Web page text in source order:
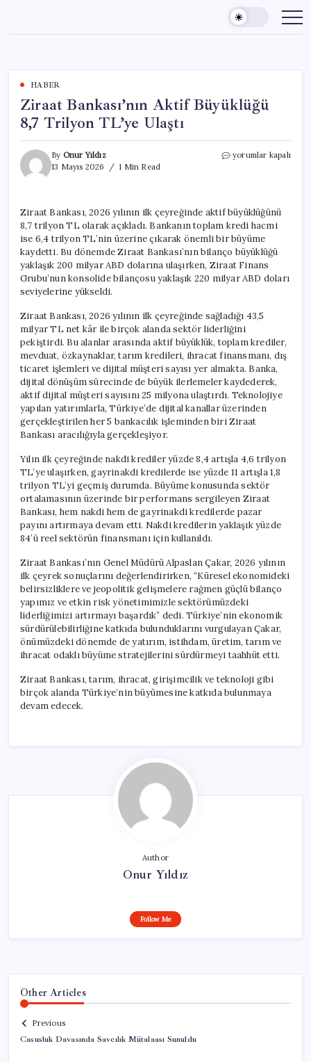
content
HABER
Ziraat Bankası’nın Aktif Büyüklüğü
8,7 Trilyon TL’ye Ulaştı
By Onur Yıldız
13 Mayıs 2026
1 Min Read
Ziraat
Trilyon
TL’ye
Ulaştı
için
yorumlar kapalı
Ziraat Bankası, 2026 yılının ilk çeyreğinde aktif büyüklüğünü
8,7 trilyon TL olarak açıkladı. Bankanın toplam kredi hacmi
ise 6,4 trilyon TL’nin üzerine çıkarak önemli bir büyüme
kaydetti. Bu dönemde Ziraat Bankası’nın bilanço büyüklüğü
yaklaşık 200 milyar ABD dolarına ulaşırken, Ziraat Finans
Grubu’nun konsolide bilançosu yaklaşık 220 milyar ABD doları
seviyelerine yükseldi.
Ziraat Bankası, 2026 yılının ilk çeyreğinde sağladığı 43,5
milyar TL net kâr ile birçok alanda sektör liderliğini
pekiştirdi. Bu alanlar arasında aktif büyüklük, toplam krediler,
mevduat, özkaynaklar, tarım kredileri, ihracat finansmanı, dış
ticaret işlemleri ve dijital müşteri sayısı yer almakta. Banka,
dijital dönüşüm sürecinde de büyük ilerlemeler kaydederek,
aktif dijital müşteri sayısını 25 milyona ulaştırdı. Teknolojiye
yapılan yatırımlarla, Türkiye’de dijital kanallar üzerinden
gerçekleştirilen her 5 bankacılık işleminden biri Ziraat
Bankası aracılığıyla gerçekleşiyor.
Yılın ilk çeyreğinde nakdi krediler yüzde 8,4 artışla 4,6 trilyon
TL’ye ulaşırken, gayrinakdi kredilerde ise yüzde 11 artışla 1,8
trilyon TL’yi geçmiş durumda. Büyüme konusunda sektör
ortalamasının üzerinde bir performans sergileyen Ziraat
Bankası, hem nakdi hem de gayrinakdi kredilerde pazar
payını artırmaya devam etti. Nakdi kredilerin yaklaşık yüzde
84’ü reel sektörün finansmanı için kullanıldı.
Ziraat Bankası’nın Genel Müdürü Alpaslan Çakar, 2026 yılının
ilk çeyrek sonuçlarını değerlendirirken, “Küresel ekonomideki
belirsizliklere ve jeopolitik gelişmelere rağmen güçlü bilanço
yapımız ve etkin risk yönetimimizle sektörümüzdeki
liderliğimizi artırmayı başardık” dedi. Türkiye’nin ekonomik
sürdürülebilirliğine katkıda bulunduklarını vurgulayan Çakar,
önümüzdeki dönemde de yatırım, istihdam, üretim, tarım ve
ihracat odaklı büyüme stratejilerini sürdürmeyi taahhüt etti.
Ziraat Bankası, tarım, ihracat, girişimcilik ve teknoloji gibi
birçok alanda Türkiye’nin büyümesine katkıda bulunmaya
devam edecek.
Author
Onur Yıldız
Follow Me
Other Articles
Previous
Casusluk Davasında Savcılık Mütalaası Sunuldu